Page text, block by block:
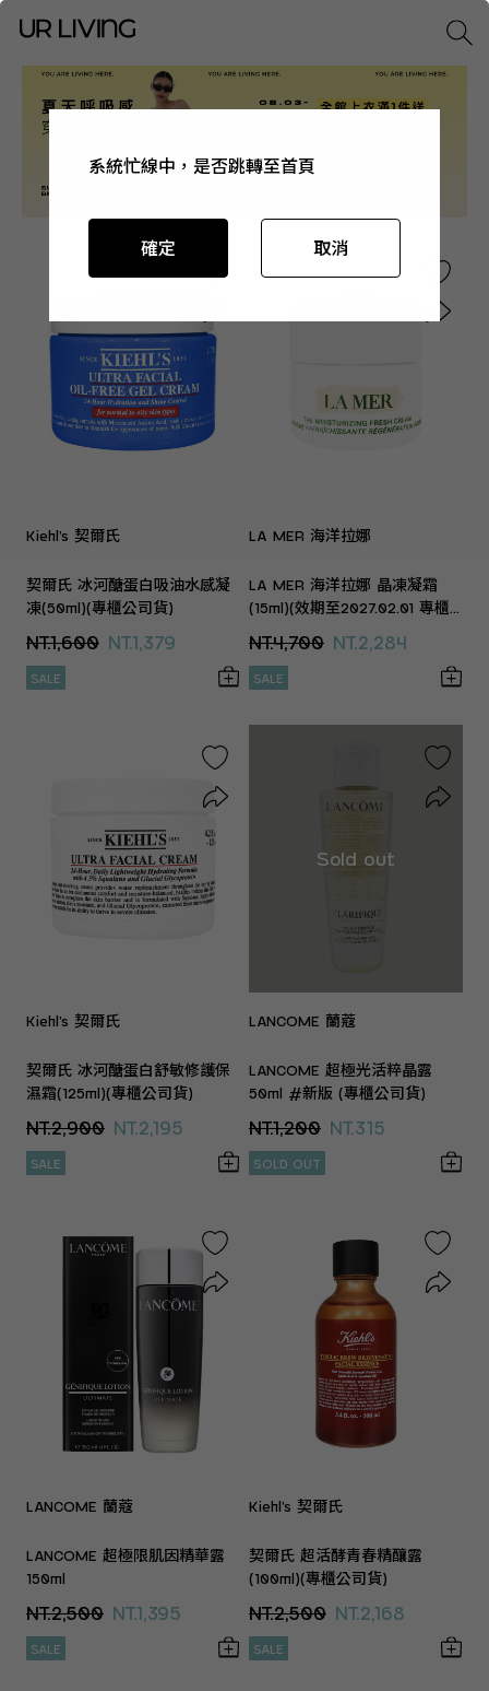
Kiehl’s 契爾氏
契爾氏 冰河醣蛋白吸油水感凝
凍(50ml)(專櫃公司貨)
NT.1,600 NT.1,379
SALE
LA MER 海洋拉娜
LA MER 海洋拉娜 晶凍凝霜
(15ml)(效期至2027.02.01 專櫃
NT.4,700 NT.2,284
SALE
Kiehl’s 契爾氏
契爾氏 冰河醣蛋白舒敏修護保
濕霜(125ml)(專櫃公司貨)
NT.2,900 NT.2,195
SALE
LANCOME 蘭蔻
LANCOME 超極光活粹晶露
50ml #新版 (專櫃公司貨)
NT.1,200 NT.315
SOLD OUT
LANCOME 蘭蔻
LANCOME 超極限肌因精華露
150ml
NT.2,500 NT.1,395
SALE
Kiehl’s 契爾氏
契爾氏 超活酵青春精釀露
(100ml)(專櫃公司貨)
NT.2,500 NT.2,168
SALE
系統忙線中，是否跳轉至首頁
確定 取消
系統忙線中，是否跳轉至首頁
確定 取消
系統忙線中，是否跳轉至首頁
確定 取消
系統忙線中，是否跳轉至首頁
確定 取消